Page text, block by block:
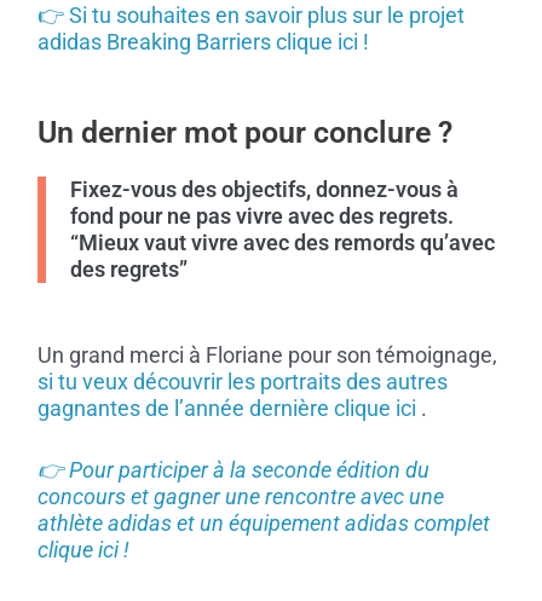
👉 Si tu souhaites en savoir plus sur le projet
adidas Breaking Barriers clique ici !
Un dernier mot pour conclure ?
Fixez-vous des objectifs, donnez-vous à
fond pour ne pas vivre avec des regrets.
“Mieux vaut vivre avec des remords qu’avec
des regrets”
Un grand merci à Floriane pour son témoignage,
si tu veux découvrir les portraits des autres
gagnantes de l’année dernière clique ici .
👉 Pour participer à la seconde édition du
concours et gagner une rencontre avec une
athlète adidas et un équipement adidas complet
clique ici !